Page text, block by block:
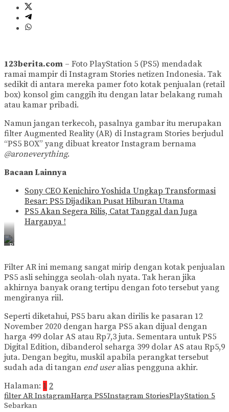
123berita.com – Foto PlayStation 5 (PS5) mendadak
ramai mampir di Instagram Stories netizen Indonesia. Tak
sedikit di antara mereka pamer foto kotak penjualan (retail
box) konsol gim canggih itu dengan latar belakang rumah
atau kamar pribadi.
Namun jangan terkecoh, pasalnya gambar itu merupakan
filter Augmented Reality (AR) di Instagram Stories berjudul
“PS5 BOX” yang dibuat kreator Instagram bernama
@aroneverything.
Bacaan Lainnya
Sony CEO Kenichiro Yoshida Ungkap Transformasi
Besar: PS5 Dijadikan Pusat Hiburan Utama
PS5 Akan Segera Rilis, Catat Tanggal dan Juga
Harganya !
PlayStation
Filter AR ini memang sangat mirip dengan kotak penjualan
PS5 asli sehingga seolah-olah nyata. Tak heran jika
akhirnya banyak orang tertipu dengan foto tersebut yang
mengiranya riil.
Seperti diketahui, PS5 baru akan dirilis ke pasaran 12
November 2020 dengan harga PS5 akan dijual dengan
harga 499 dolar AS atau Rp7,3 juta. Sementara untuk PS5
Digital Edition, dibanderol seharga 399 dolar AS atau Rp5,9
juta. Dengan begitu, muskil apabila perangkat tersebut
sudah ada di tangan end useralias pengguna akhir.
Halaman: 1 2
filter AR InstagramHarga PS5Instagram StoriesPlayStation 5
Sebarkan